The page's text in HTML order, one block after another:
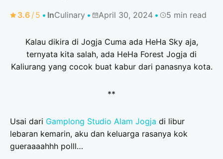
3.6 /5 InCulinary April 30, 2024 5 min read
Kalau dikira di Jogja Cuma ada HeHa Sky aja,
ternyata kita salah, ada HeHa Forest Jogja di
Kaliurang yang cocok buat kabur dari panasnya kota.
**
Usai dari Gamplong Studio Alam Jogja di libur
lebaran kemarin, aku dan keluarga rasanya kok
gueraaaahhh polll…